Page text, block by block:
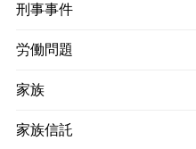
刑事事件
労働問題
家族
家族信託